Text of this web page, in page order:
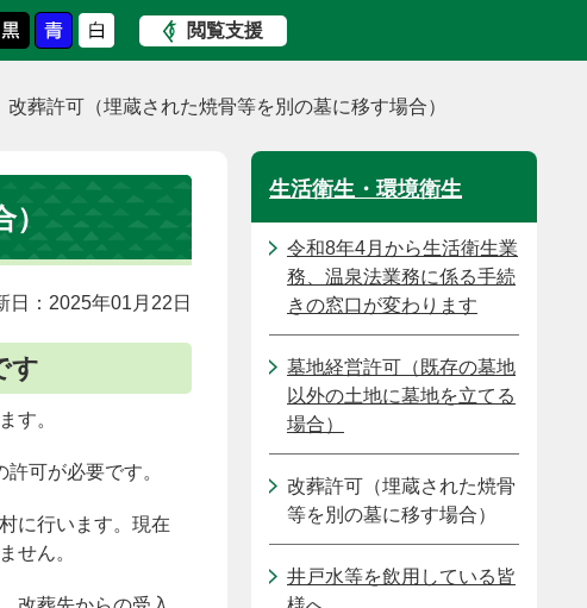
閲覧支援
改葬許可（埋蔵された焼骨等を別の墓に移す場合）
日：2025年01月22日
す
す。
可が必要です。
に行います。現在
せん。
生活衛生・環境衛生
令和8年4月から生活衛生業
務、温泉法業務に係る手続
きの窓口が変わります
墓地経営許可（既存の墓地
以外の土地に墓地を立てる
場合）
改葬許可（埋蔵された焼骨
等を別の墓に移す場合）
井戸水等を飲用している皆